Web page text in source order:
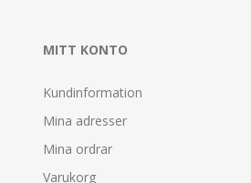
MITT KONTO
Kundinformation
Mina adresser
Mina ordrar
Varukorg